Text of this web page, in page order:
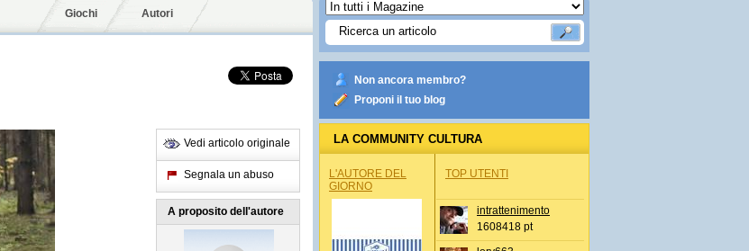
Giochi Autori
Vedi articolo originale
Segnala un abuso
A proposito dell'autore
Non ancora membro?
Proponi il tuo blog
LA COMMUNITY CULTURA
L'AUTORE DEL
GIORNO
TOP UTENTI
intrattenimento
1608418 pt